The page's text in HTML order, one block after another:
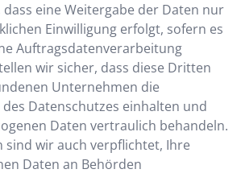
eine Weitergabe der Daten nur
Einwilligung erfolgt, sofern es
Auftragsdatenverarbeitung
wir sicher, dass diese Dritten
Unternehmen die
Datenschutzes einhalten und
Daten vertraulich behandeln.
sind wir auch verpflichtet, Ihre
Daten an Behörden